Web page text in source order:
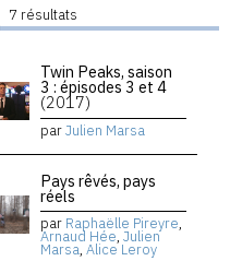
7 résultats
Twin Peaks, saison
3 : épisodes 3 et 4
(2017)
parJulien Marsa
Pays rêvés, pays
réels
par Raphaëlle Pireyre,
Arnaud Hée, Julien
Marsa, Alice Leroy